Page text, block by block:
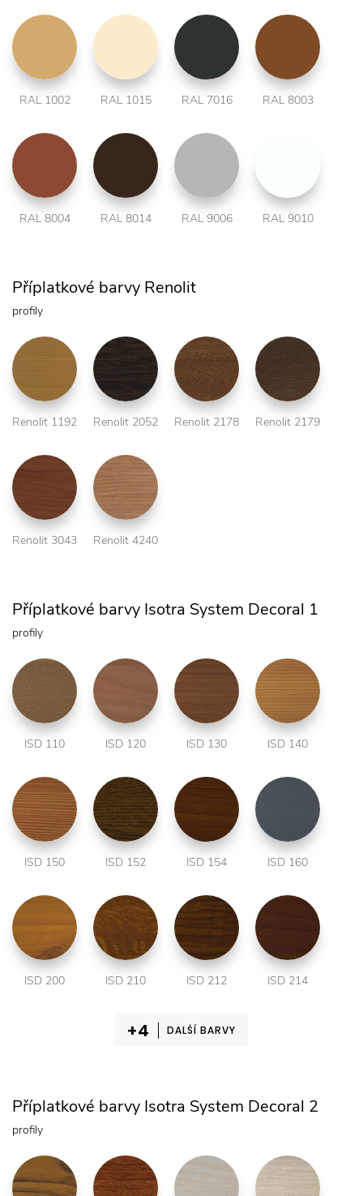
RAL 1002 RAL 1015 RAL 7016 RAL 8003
RAL 8004 RAL 8014 RAL 9006 RAL 9010
Příplatkové barvy Renolit
profily
Renolit 1192 Renolit 2052 Renolit 2178 Renolit 2179
Renolit 3043 Renolit 4240
Příplatkové barvy Isotra System Decoral 1
profily
ISD 110 ISD 120 ISD 130 ISD 140
ISD 150 ISD 152 ISD 154 ISD 160
ISD 200 ISD 210 ISD 212 ISD 214
DALŠÍ BARVY
Příplatkové barvy Isotra System Decoral 2
profily